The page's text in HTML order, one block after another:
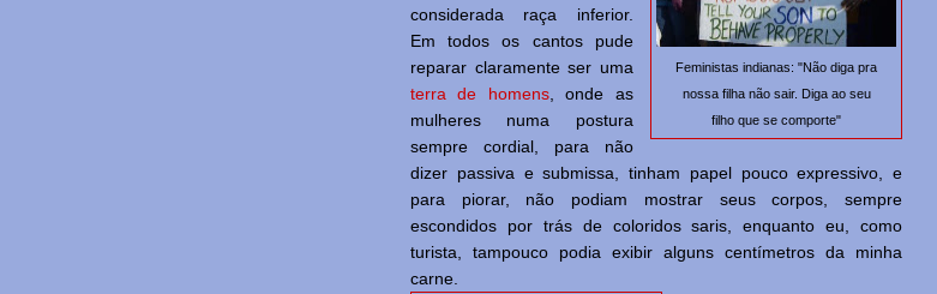
Feministas indianas: "Não diga pra
nossa filha não sair. Diga ao seu
filho que se comporte"
considerada raça inferior.
Em todos os cantos pude
reparar claramente ser uma
terra de homens, onde as
mulheres numa postura
sempre cordial, para não
dizer passiva e submissa, tinham papel pouco expressivo, e
para piorar, não podiam mostrar seus corpos, sempre
escondidos por trás de coloridos saris, enquanto eu, como
turista, tampouco podia exibir alguns centímetros da minha
carne.